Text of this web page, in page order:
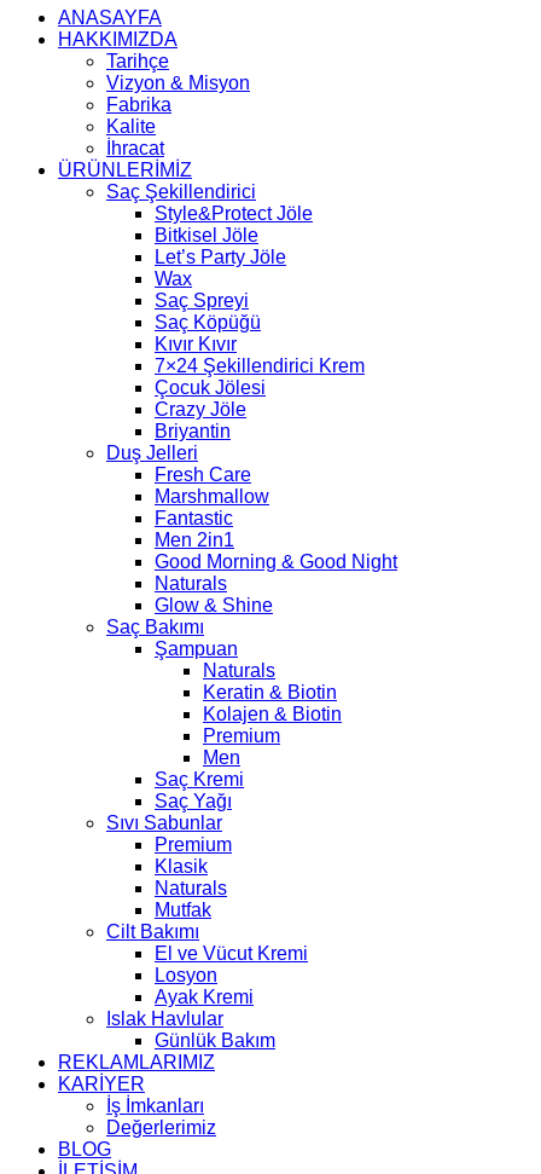
ANASAYFA
HAKKIMIZDA
Tarihçe
Vizyon & Misyon
Fabrika
Kalite
İhracat
ÜRÜNLERİMİZ
Saç Şekillendirici
Style&Protect Jöle
Bitkisel Jöle
Let’s Party Jöle
Wax
Saç Spreyi
Saç Köpüğü
Kıvır Kıvır
7×24 Şekillendirici Krem
Çocuk Jölesi
Crazy Jöle
Briyantin
Duş Jelleri
Fresh Care
Marshmallow
Fantastic
Men 2in1
Good Morning & Good Night
Naturals
Glow & Shine
Saç Bakımı
Şampuan
Naturals
Keratin & Biotin
Kolajen & Biotin
Premium
Men
Saç Kremi
Saç Yağı
Sıvı Sabunlar
Premium
Klasik
Naturals
Mutfak
Cilt Bakımı
El ve Vücut Kremi
Losyon
Ayak Kremi
Islak Havlular
Günlük Bakım
REKLAMLARIMIZ
KARİYER
İş İmkanları
Değerlerimiz
BLOG